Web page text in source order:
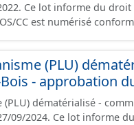
de
CC est numérisé
d'aménagement et les
à la création de ces
foi et sont opposables
(PLU)
- approbation
dématérialisé -
du droit à bâtir sur la